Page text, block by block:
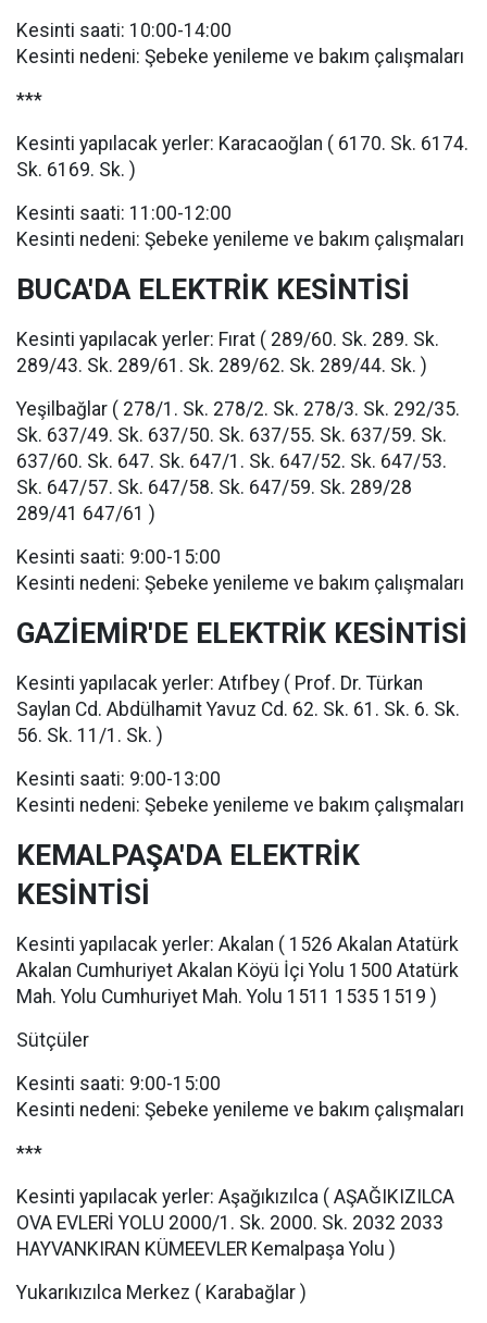
Kesinti saati: 10:00-14:00
Kesinti nedeni: Şebeke yenileme ve bakım çalışmaları
***
Kesinti yapılacak yerler: Karacaoğlan ( 6170. Sk. 6174.
Sk. 6169. Sk. )
Kesinti saati: 11:00-12:00
Kesinti nedeni: Şebeke yenileme ve bakım çalışmaları
BUCA'DA ELEKTRİK KESİNTİSİ
Kesinti yapılacak yerler: Fırat ( 289/60. Sk. 289. Sk.
289/43. Sk. 289/61. Sk. 289/62. Sk. 289/44. Sk. )
Yeşilbağlar ( 278/1. Sk. 278/2. Sk. 278/3. Sk. 292/35.
Sk. 637/49. Sk. 637/50. Sk. 637/55. Sk. 637/59. Sk.
637/60. Sk. 647. Sk. 647/1. Sk. 647/52. Sk. 647/53.
Sk. 647/57. Sk. 647/58. Sk. 647/59. Sk. 289/28
289/41 647/61 )
Kesinti saati: 9:00-15:00
Kesinti nedeni: Şebeke yenileme ve bakım çalışmaları
GAZİEMİR'DE ELEKTRİK KESİNTİSİ
Kesinti yapılacak yerler: Atıfbey ( Prof. Dr. Türkan
Saylan Cd. Abdülhamit Yavuz Cd. 62. Sk. 61. Sk. 6. Sk.
56. Sk. 11/1. Sk. )
Kesinti saati: 9:00-13:00
Kesinti nedeni: Şebeke yenileme ve bakım çalışmaları
KEMALPAŞA'DA ELEKTRİK
KESİNTİSİ
Kesinti yapılacak yerler: Akalan ( 1526 Akalan Atatürk
Akalan Cumhuriyet Akalan Köyü İçi Yolu 1500 Atatürk
Mah. Yolu Cumhuriyet Mah. Yolu 1511 1535 1519 )
Sütçüler
Kesinti saati: 9:00-15:00
Kesinti nedeni: Şebeke yenileme ve bakım çalışmaları
***
Kesinti yapılacak yerler: Aşağıkızılca ( AŞAĞIKIZILCA
OVA EVLERİ YOLU 2000/1. Sk. 2000. Sk. 2032 2033
HAYVANKIRAN KÜMEEVLER Kemalpaşa Yolu )
Yukarıkızılca Merkez ( Karabağlar )